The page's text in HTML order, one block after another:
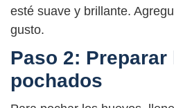
esté suave y brillante.
gusto.
Paso 2:
pochados